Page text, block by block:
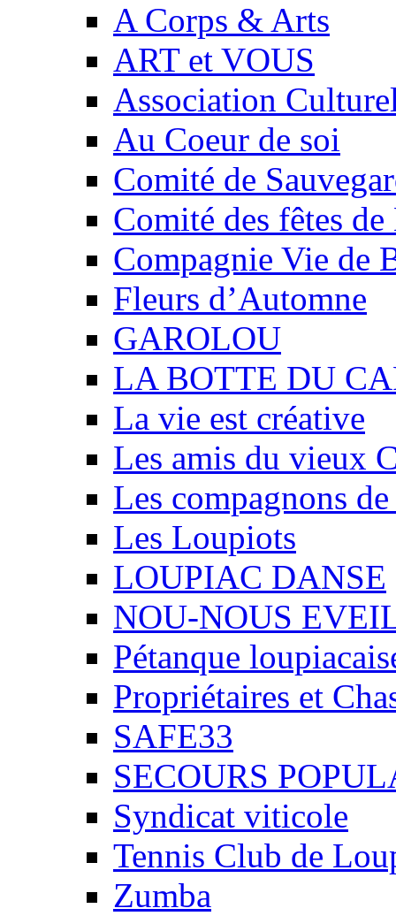
A Corps & Arts
ART et VOUS
Association
Au Coeur de soi
Comité de
Comité des fêtes
Compagnie Vie de
Fleurs d’Automne
GAROLOU
LA BOTTE DU
La vie est créative
Les amis du vieux
Les compagnons
Les Loupiots
LOUPIAC DANSE
NOU-NOUS
Pétanque
Propriétaires et
SAFE33
SECOURS
Syndicat viticole
Tennis Club de
Zumba